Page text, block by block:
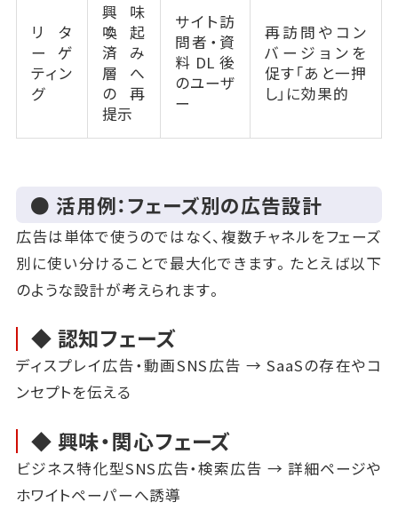
リタ
ーゲ
ティン
グ
興味
喚起
済み
層へ
の再
提示
サイト訪
問者・資
料DL後
のユーザ
ー
再訪問やコン
バージョンを
促す「あと一押
し」に効果的
● 活用例：フェーズ別の広告設計
広告は単体で使うのではなく、複数チャネルをフェーズ
別に使い分けることで最大化できます。たとえば以下
のような設計が考えられます。
◆ 認知フェーズ
ディスプレイ広告・動画SNS広告 → SaaSの存在やコ
ンセプトを伝える
◆ 興味・関心フェーズ
ビジネス特化型SNS広告・検索広告 → 詳細ページや
ホワイトペーパーへ誘導